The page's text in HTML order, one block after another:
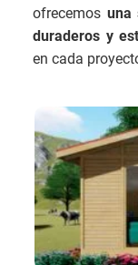
ofrecemos una
duraderos y
en cada